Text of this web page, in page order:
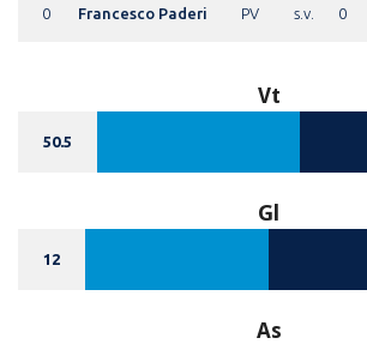
0 Francesco Paderi PV s.v. 0
Vt
50.5
Gl
12
As